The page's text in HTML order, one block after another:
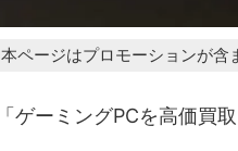
本ページはプロモーションが含
「ゲーミングPCを高価買